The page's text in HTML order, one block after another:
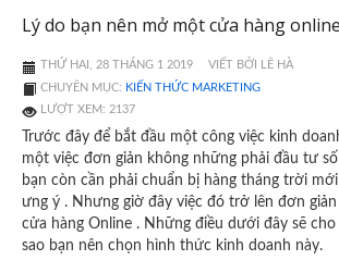
Lý do bạn nên mở một cửa hàng online
THỨ HAI, 28 THÁNG 1 2019
VIẾT BỞI LÊ HÀ
CHUYÊN MỤC: KIẾN THỨC MARKETING
LƯỢT XEM: 2137
Trước đây để bắt đầu một công việc kinh
một việc đơn giản không những phải đầu tư
bạn còn cần phải chuẩn bị hàng tháng trời
ưng ý . Nhưng giờ đây việc đó trở lên đơn
cửa hàng Online . Những điều dưới đây sẽ
sao bạn nên chọn hình thức kinh doanh này.